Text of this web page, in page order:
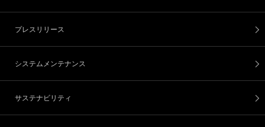
プレスリリース
システムメンテナンス
サステナビリティ